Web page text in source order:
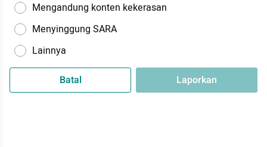
Mengandung konten kekerasan
Menyinggung SARA
Lainnya
Batal Laporkan